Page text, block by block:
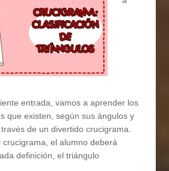
entrada, vamos a aprender los
que existen, según sus ángulos y
de un divertido crucigrama.
crucigrama, el alumno deberá
definición, el triángulo